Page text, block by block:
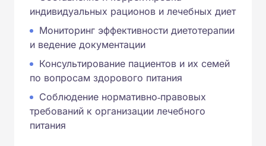
индивидуальных рационов и лечебных диет
Мониторинг эффективности диетотерапии
и ведение документации
Консультирование пациентов и их семей
по вопросам здорового питания
Соблюдение нормативно‑правовых
требований к организации лечебного
питания